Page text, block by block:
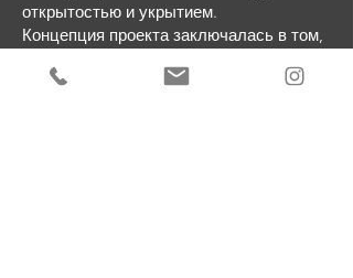
открытостью и укрытием.
Концепция проекта заключалась в том,
окружающий ландшафт, сохраняя при